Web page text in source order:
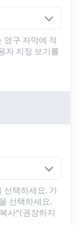
영구 자막에 적
자 지정 보기를
선택하세요. 가
선택하세요.
사"(권장하지